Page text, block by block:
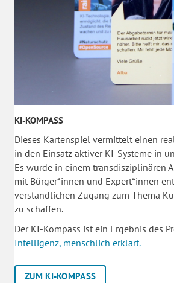
KI-KOMPASS
Dieses Kartenspiel vermittelt einen
in den Einsatz aktiver KI-Systeme in
Es wurde in einem transdisziplinären
mit Bürger*innen und Expert*innen
verständlichen Zugang zum Thema
zu schaffen.
Der KI-Kompass ist ein Ergebnis des
Intelligenz, menschlich erklärt.
ZUM KI-KOMPASS